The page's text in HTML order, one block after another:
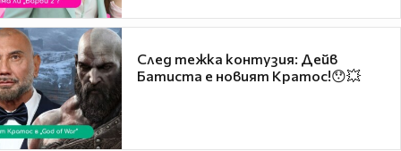
След тежка контузия: Дейв
Батиста е новият Кратос!😯💥